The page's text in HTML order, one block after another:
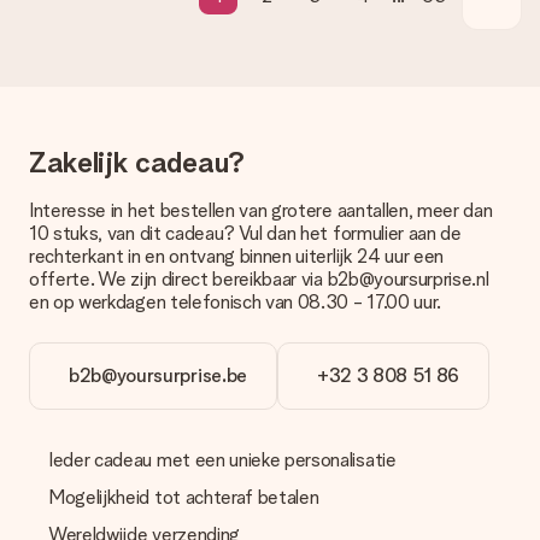
Je kunt kiezen uit een normale snelle levering, of een express
met onze klantenservice.
Betalen
Hoe kan ik mijn bestelling betalen?
Wij bieden de volgende betaalmethodes aan: iDeal, Paypal,
creditcard of handmatige overboeking. Hou bij handmatige
overboeking wel rekening met 3 dagen extra levertijd van je
Cadeau ontvangen
geleverd. Je kunt hiervoor contact opnemen met onze
klantenservice, zij helpen je graag bij het vinden van een
passende oplossing.
Zakelijk cadeau?
Interesse in het bestellen van grotere aantallen, meer dan
10 stuks, van dit cadeau? Vul dan het formulier aan de
rechterkant in en ontvang binnen uiterlijk 24 uur een
offerte. We zijn direct bereikbaar via b2b@yoursurprise.nl
en op werkdagen telefonisch van 08.30 - 17.00 uur.
b2b@yoursurprise.be +32 3 808 51 86
Ieder cadeau met een unieke personalisatie
Mogelijkheid tot achteraf betalen
Wereldwijde verzending